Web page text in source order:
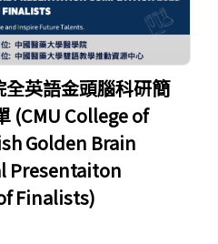
英語金頭腦科研簡
(CMU College of
Golden Brain
Presentaiton
Finalists)